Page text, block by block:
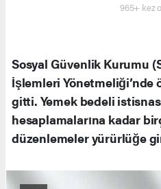
965+ kez
Sosyal Güvenlik Kurumu
İşlemleri
gitti. Yemek bedeli
hesaplamalarına kadar
düzenlemeler yürürlüğe